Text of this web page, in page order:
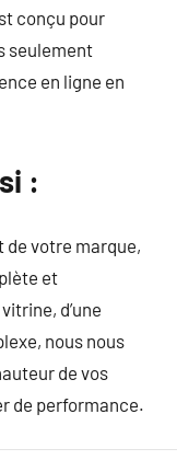
conçu pour
seulement
en ligne en
:
de votre marque,
et
d’une
nous nous
de vos
de performance.